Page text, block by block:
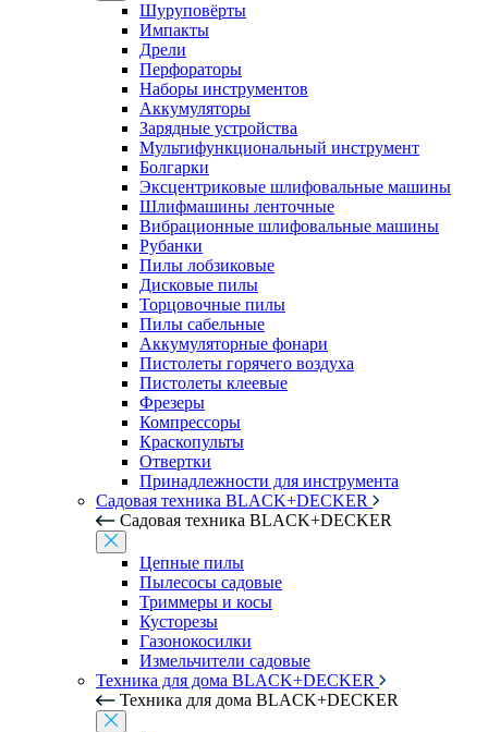
Шуруповёрты
Импакты
Дрели
Перфораторы
Наборы инструментов
Аккумуляторы
Зарядные устройства
Мультифункциональный инструмент
Болгарки
Эксцентриковые шлифовальные машины
Шлифмашины ленточные
Вибрационные шлифовальные машины
Рубанки
Пилы лобзиковые
Дисковые пилы
Торцовочные пилы
Пилы сабельные
Аккумуляторные фонари
Пистолеты горячего воздуха
Пистолеты клеевые
Фрезеры
Компрессоры
Краскопульты
Отвертки
Принадлежности для инструмента
Садовая техника BLACK+DECKER
Садовая техника BLACK+DECKER
Цепные пилы
Пылесосы садовые
Триммеры и косы
Кусторезы
Газонокосилки
Измельчители садовые
Техника для дома BLACK+DECKER
Техника для дома BLACK+DECKER